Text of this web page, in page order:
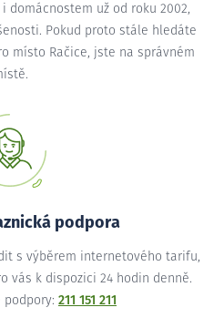
domácnostem už od roku 2002,
Pokud proto stále hledáte
místo Račice, jste na správném
podpora
s výběrem internetového tarifu,
vás k dispozici 24 hodin denně.
podpory: 211 151 211